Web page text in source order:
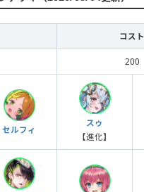
コスト
200
セルフィ
スゥ
【進化】